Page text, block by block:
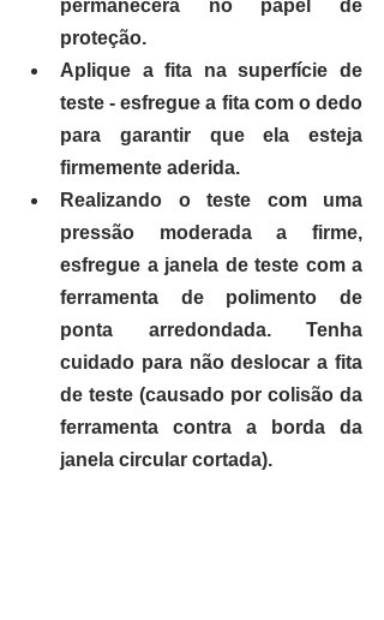
permanecerá no papel de
proteção.
Aplique a fita na superfície de
teste - esfregue a fita com o dedo
para garantir que ela esteja
firmemente aderida.
Realizando o teste com uma
pressão moderada a firme,
esfregue a janela de teste com a
ferramenta de polimento de
ponta arredondada. Tenha
cuidado para não deslocar a fita
de teste (causado por colisão da
ferramenta contra a borda da
janela circular cortada).